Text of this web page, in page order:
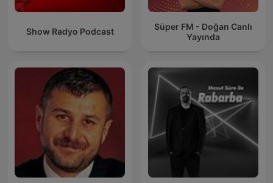
Show Radyo Podcast
Süper FM - Doğan Canlı
Yayında